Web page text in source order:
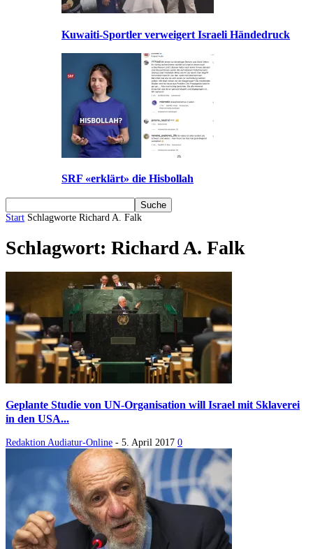
Kuwaiti-Sportler verweigert Israeli Händedruck
SRF «erklärt» die Hisbollah
Start Schlagworte Richard A. Falk
Schlagwort: Richard A. Falk
Geplante Studie von UN-Organisation will Israel mit Sklaverei
in den USA...
Redaktion Audiatur-Online - 5. April 2017 0